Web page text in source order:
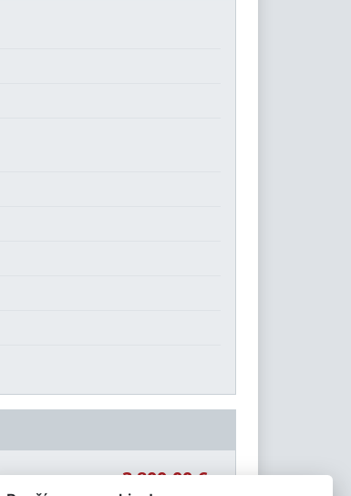
Celková čiastka: 3 800,00 €